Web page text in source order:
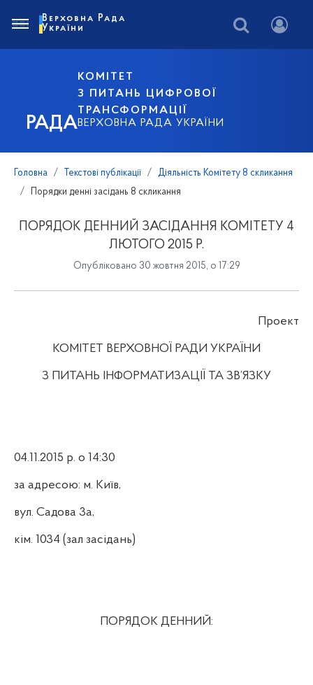
РАДА
КОМІТЕТ
З ПИТАНЬ ЦИФРОВОЇ
ТРАНСФОРМАЦІЇ
ВЕРХОВНА РАДА УКРАЇНИ
Верховна Рада
України
Головна Текстові публікації
Діяльність Комітету 8 скликання
Порядки денні засідань 8 скликання
ПОРЯДОК ДЕННИЙ ЗАСІДАННЯ КОМІТЕТУ 4
ЛЮТОГО 2015 Р.
Опубліковано 30 жовтня 2015, о 17:29
Проект
КОМІТЕТ ВЕРХОВНОЇ РАДИ УКРАЇНИ
З ПИТАНЬ ІНФОРМАТИЗАЦІЇ ТА ЗВ’ЯЗКУ
04.11.2015 р. о 14:30
за адресою: м. Київ,
вул. Садова 3а,
кім. 1034 (зал засідань)
ПОРЯДОК ДЕННИЙ: